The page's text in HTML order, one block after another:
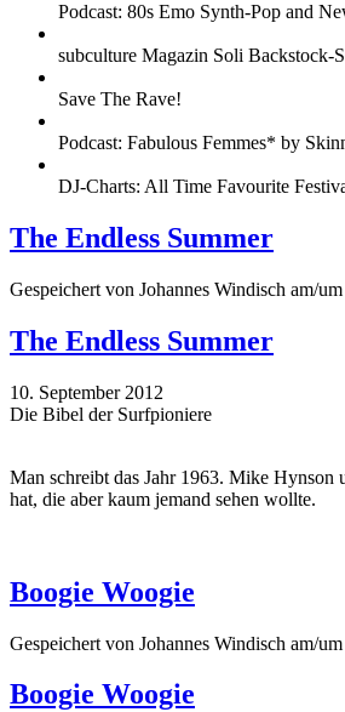
Podcast: 80s Emo Synth-Pop and
subculture Magazin Soli Backstock-
Save The Rave!
Podcast: Fabulous Femmes* by
DJ-Charts: All Time Favourite
The Endless Summer
Gespeichert von Johannes Windisch am/
The Endless Summer
10. September 2012
Die Bibel der Surfpioniere
Man schreibt das Jahr 1963. Mike Hynson
hat, die aber kaum jemand sehen wollte.
Boogie Woogie
Gespeichert von Johannes Windisch am/
Boogie Woogie